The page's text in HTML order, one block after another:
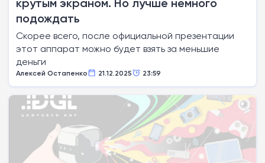
крутым экраном. Но лучше немного
подождать
Скорее всего, после официальной презентации
этот аппарат можно будет взять за меньшие
деньги
Алексей Остапенко 21.12.2025 23:59